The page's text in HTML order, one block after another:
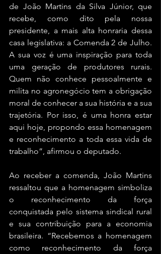
de João Martins da Silva Júnior, que
recebe, como dito pela nossa
presidente, a mais alta honraria dessa
casa legislativa: a Comenda 2 de Julho.
A sua voz é uma inspiração para toda
uma geração de produtores rurais.
Quem não conhece pessoalmente e
milita no agronegócio tem a obrigação
moral de conhecer a sua história e a sua
trajetória. Por isso, é uma honra estar
aqui hoje, propondo essa homenagem
e reconhecimento a toda essa vida de
trabalho”, afirmou o deputado.
Ao receber a comenda, João Martins
ressaltou que a homenagem simboliza
o reconhecimento da força
conquistada pelo sistema sindical rural
e sua contribuição para a economia
brasileira. “Recebemos a homenagem
como reconhecimento da força